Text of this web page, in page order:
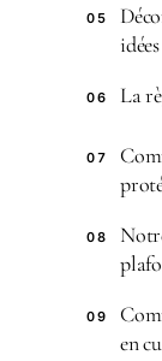
05
06 La
07
08
09
en